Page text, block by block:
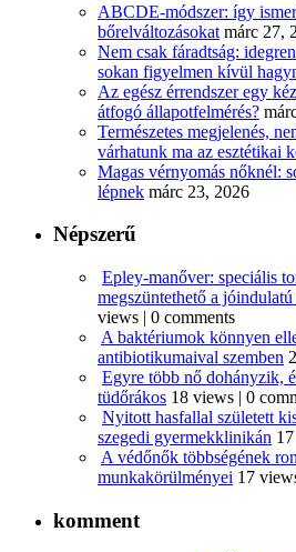
ABCDE‑módszer: így
bőrelváltozásokat márc 27,
Nem csak fáradtság:
sokan figyelmen kívül
Az egész érrendszer egy
átfogó állapotfelmérés?
Természetes megjelenés,
várhatunk ma az esztétikai
Magas vérnyomás nőknél:
lépnek márc 23, 2026
Népszerű
Epley-manőver: speciális
megszüntethető a
views | 0 comments
A baktériumok könnyen
antibiotikumaival szemben
Egyre több nő dohányzik,
tüdőrákos 18 views | 0
Nyitott hasfallal született
szegedi gyermekklinikán
A védőnők többségének
munkakörülményei 17
komment